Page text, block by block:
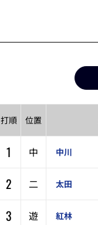
打順 位置
1 中 中川
2
二 太田
3
遊 紅林